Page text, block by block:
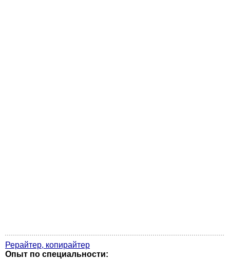
Рерайтер, копирайтер
Опыт по специальности: